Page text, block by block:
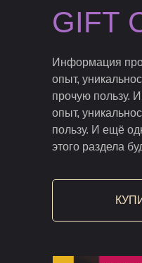
Информация про
опыт,
прочую пользу.
опыт,
пользу. И ещё
этого раздела
GIFT